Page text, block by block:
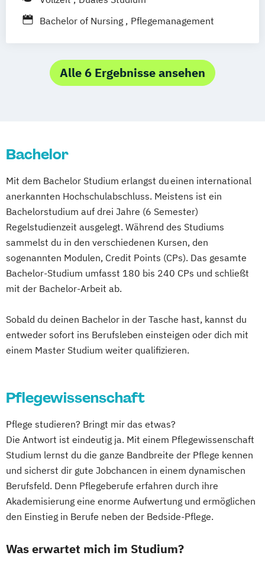
Heidelberg
Komplementäre Heilverfahren in der
Medical Fitness & Athletic Management
Medizinalfachberufe
Bachelor of Nursing
Pflegemanagement
Alle 6 Ergebnisse ansehen
Bachelor
Mit dem Bachelor Studium erlangst du einen international
anerkannten Hochschulabschluss. Meistens ist ein
Bachelorstudium auf drei Jahre (6 Semester)
Regelstudienzeit ausgelegt. Während des Studiums
sammelst du in den verschiedenen Kursen, den
sogenannten Modulen, Credit Points (CPs). Das gesamte
Bachelor-Studium umfasst 180 bis 240 CPs und schließt
mit der Bachelor-Arbeit ab.
Sobald du deinen Bachelor in der Tasche hast, kannst du
entweder sofort ins Berufsleben einsteigen oder dich mit
einem Master Studium weiter qualifizieren.
Pflegewissenschaft
Pflege studieren? Bringt mir das etwas?
Die Antwort ist eindeutig ja. Mit einem Pflegewissenschaft
Studium lernst du die ganze Bandbreite der Pflege kennen
und sicherst dir gute Jobchancen in einem dynamischen
Berufsfeld. Denn Pflegeberufe erfahren durch ihre
Akademisierung eine enorme Aufwertung und ermöglichen
den Einstieg in Berufe neben der Bedside-Pflege.
Was erwartet mich im Studium?